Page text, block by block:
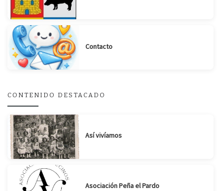
Contacto
CONTENIDO DESTACADO
Así vivíamos
Asociación Peña el Pardo